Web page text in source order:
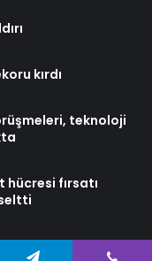
kırdı
teknoloji
hücresi fırsatı